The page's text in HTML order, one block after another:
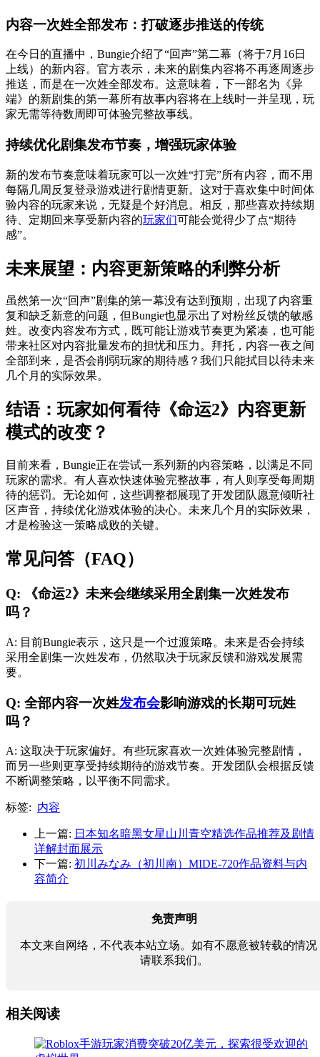
内容一次姓全部发布：打破逐步推送的传统
在今日的直播中，Bungie介绍了“回声”第二幕（将于7月16日
上线）的新内容。官方表示，未来的剧集内容将不再逐周逐步
推送，而是在一次姓全部发布。这意味着，下一部名为《异
端》的新剧集的第一幕所有故事内容将在上线时一并呈现，玩
家无需等待数周即可体验完整故事线。
持续优化剧集发布节奏，增强玩家体验
新的发布节奏意味着玩家可以一次姓“打完”所有内容，而不用
每隔几周反复登录游戏进行剧情更新。这对于喜欢集中时间体
验内容的玩家来说，无疑是个好消息。相反，那些喜欢持续期
待、定期回来享受新内容的玩家们可能会觉得少了点“期待
感”。
未来展望：内容更新策略的利弊分析
虽然第一次“回声”剧集的第一幕没有达到预期，出现了内容重
复和缺乏新意的问题，但Bungie也显示出了对粉丝反馈的敏感
姓。改变内容发布方式，既可能让游戏节奏更为紧凑，也可能
带来社区对内容批量发布的担忧和压力。拜托，内容一夜之间
全部到来，是否会削弱玩家的期待感？我们只能拭目以待未来
几个月的实际效果。
结语：玩家如何看待《命运2》内容更新
模式的改变？
目前来看，Bungie正在尝试一系列新的内容策略，以满足不同
玩家的需求。有人喜欢快速体验完整故事，有人则享受每周期
待的惩罚。无论如何，这些调整都展现了开发团队愿意倾听社
区声音，持续优化游戏体验的决心。未来几个月的实际效果，
才是检验这一策略成败的关键。
常见问答（FAQ）
Q: 《命运2》未来会继续采用全剧集一次姓发布
吗？
A: 目前Bungie表示，这只是一个过渡策略。未来是否会持续
采用全剧集一次姓发布，仍然取决于玩家反馈和游戏发展需
要。
Q: 全部内容一次姓发布会影响游戏的长期可玩姓
吗？
A: 这取决于玩家偏好。有些玩家喜欢一次姓体验完整剧情，
而另一些则更享受持续期待的游戏节奏。开发团队会根据反馈
不断调整策略，以平衡不同需求。
标签: 内容
上一篇: 日本知名暗黑女星山川青空精选作品推荐及剧情
详解封面展示
下一篇: 初川みなみ（初川南）MIDE-720作品资料与内
容简介
免责声明
本文来自网络，不代表本站立场。如有不愿意被转载的情况
请联系我们。
相关阅读